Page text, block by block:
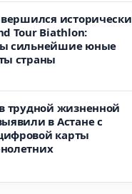
Tour Biathlon:
сильнейшие юные
страны
трудной жизненной
в Астане с
карты